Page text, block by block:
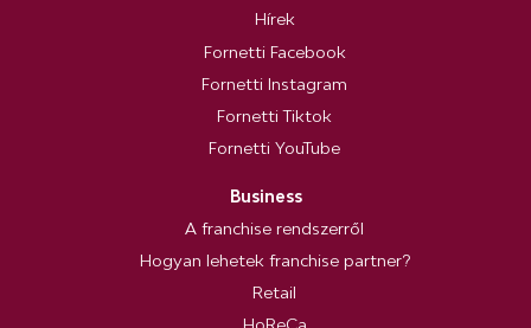
Hírek
Fornetti Facebook
Fornetti Instagram
Fornetti Tiktok
Fornetti YouTube
Business
A franchise rendszerről
Hogyan lehetek franchise partner?
Retail